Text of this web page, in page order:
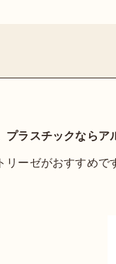
プラスチックならア
リーゼがおすすめで